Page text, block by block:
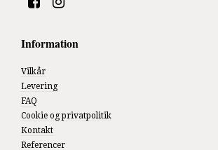
Information
Vilkår
Levering
FAQ
Cookie og privatpolitik
Kontakt
Referencer